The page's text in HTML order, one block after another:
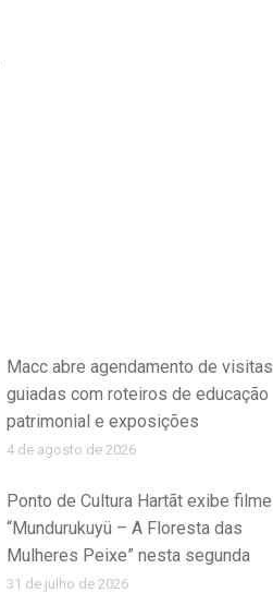
Macc abre agendamento de visitas
guiadas com roteiros de educação
patrimonial e exposições
4 de agosto de 2026
Ponto de Cultura Hartãt exibe filme
“Mundurukuyü – A Floresta das
Mulheres Peixe” nesta segunda
31 de julho de 2026